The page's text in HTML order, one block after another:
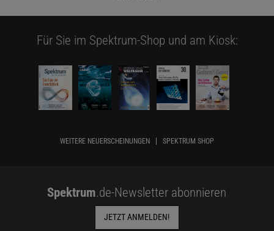
Für Sie im Spektrum-Shop und am Kiosk:
WEITERE NEUERSCHEINUNGEN SPEKTRUM SHOP
Spektrum.de-Newsletter abonnieren
JETZT ANMELDEN!